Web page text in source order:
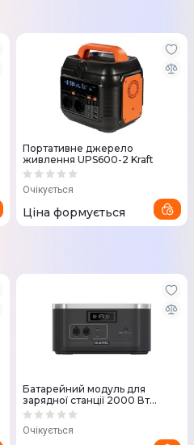
Портативне джерело
живлення UPS600-2 Kraft
Очікується
Ціна формується
Батарейний модуль для
зарядної станції 2000 Вт
OUKITEL (B2000E)
Очікується